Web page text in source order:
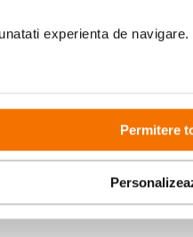
experienta de
Permitere
plata